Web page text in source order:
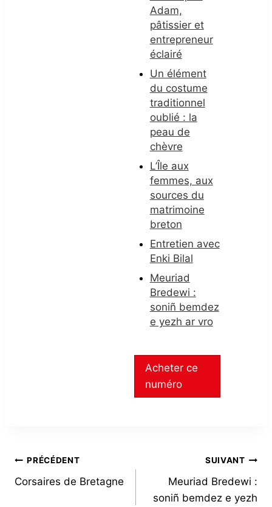
Adam,
pâtissier et
entrepreneur
éclairé
Un élément
du costume
traditionnel
oublié : la
peau de
chèvre
L’Île aux
femmes, aux
sources du
matrimoine
breton
Entretien avec
Enki Bilal
Meuriad
Bredewi :
soniñ bemdez
e yezh ar vro
Acheter ce
numéro
NAVIGATION
DE
PRÉCÉDENT
Corsaires de Bretagne
SUIVANT
Meuriad Bredewi :
soniñ bemdez e yezh